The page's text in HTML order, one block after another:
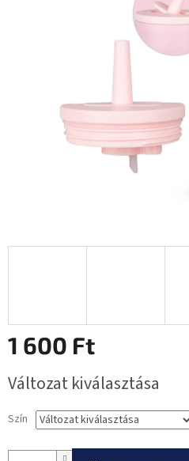
1 600 Ft
Változat kiválasztása
Szín